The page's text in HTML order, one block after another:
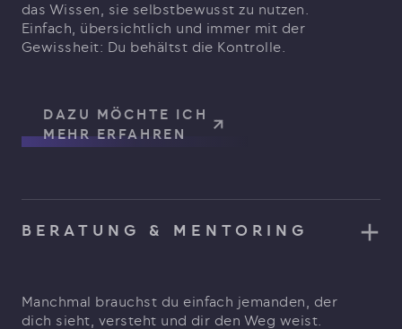
das Wissen, sie selbstbewusst zu nutzen.
Einfach, übersichtlich und immer mit der
Gewissheit: Du behältst die Kontrolle.
DAZU MÖCHTE ICH
MEHR ERFAHREN
BERATUNG & MENTORING
Manchmal brauchst du einfach jemanden, der
dich sieht, versteht und dir den Weg weist.